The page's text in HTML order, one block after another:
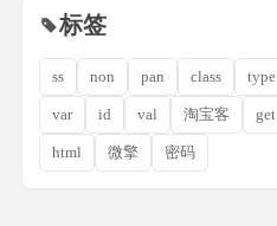
标签
ss non pan class type
var id val 淘宝客 get
html 微擎 密码